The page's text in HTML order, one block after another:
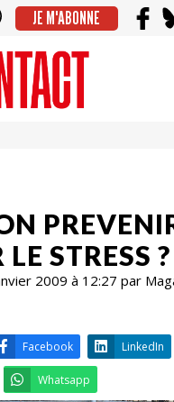
JE M'ABONNE
LE STRESS ?
2009 à 12:27 par